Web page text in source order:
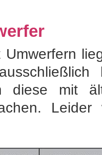
diese mit
Leider